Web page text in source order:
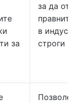
за
за да
правните
в
строги